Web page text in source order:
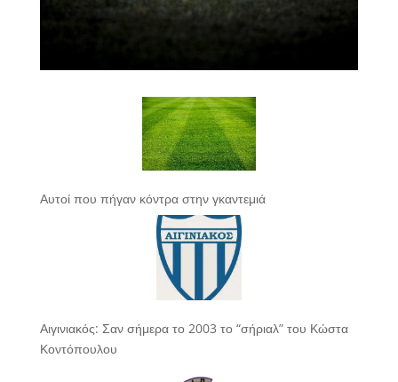
Αυτοί που πήγαν κόντρα στην γκαντεμιά
Αιγινιακός: Σαν σήμερα το 2003 το “σήριαλ” του Κώστα
Κοντόπουλου